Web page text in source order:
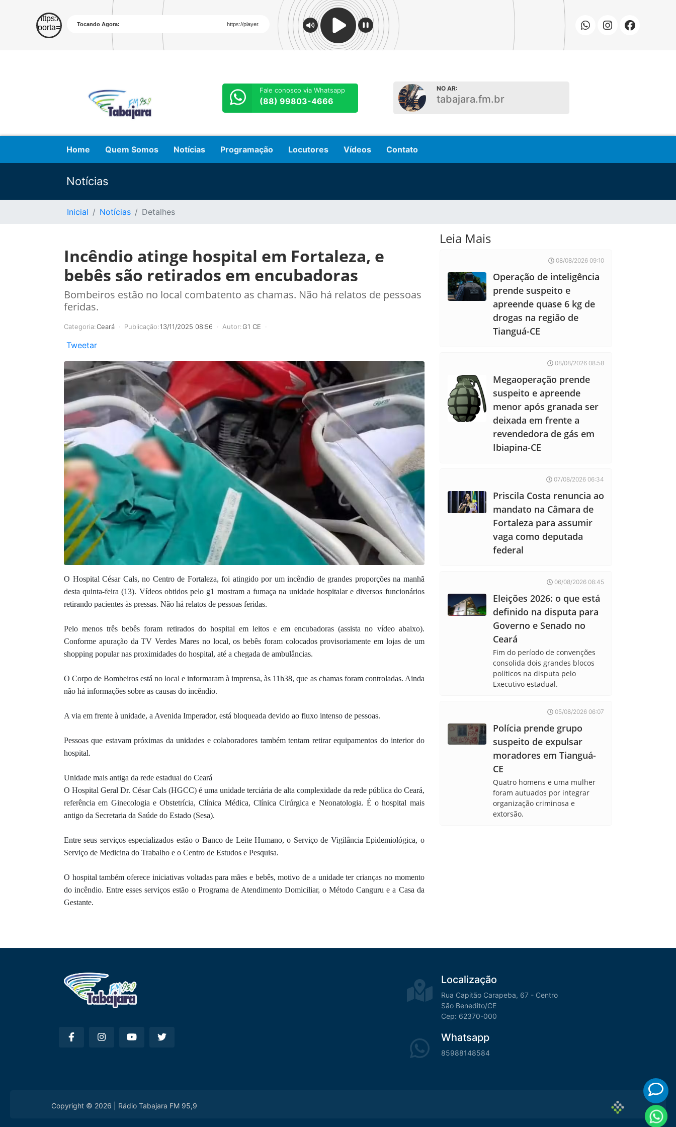
Fale conosco via Whatsapp
(88) 99803-4666
NO AR:
tabajara.fm.br
Home Quem Somos Notícias Programação Locutores Vídeos Contato
Notícias
Inicial Notícias Detalhes
Incêndio atinge hospital em Fortaleza, e
bebês são retirados em encubadoras
Bombeiros estão no local combatento as chamas. Não há relatos de pessoas
feridas.
Categoria:Ceará Publicação:13/11/2025 08:56 Autor:G1 CE
Tweetar
O Hospital César Cals, no Centro de Fortaleza, foi atingido por um incêndio de grandes proporções na manhã
desta quinta-feira (13). Vídeos obtidos pelo g1 mostram a fumaça na unidade hospitalar e diversos funcionários
retirando pacientes às pressas. Não há relatos de pessoas feridas.
Pelo menos três bebês foram retirados do hospital em leitos e em encubadoras (assista no vídeo abaixo).
Conforme apuração da TV Verdes Mares no local, os bebês foram colocados provisoriamente em lojas de um
shopping popular nas proximidades do hospital, até a chegada de ambulâncias.
O Corpo de Bombeiros está no local e informaram à imprensa, às 11h38, que as chamas foram controladas. Ainda
não há informações sobre as causas do incêndio.
A via em frente à unidade, a Avenida Imperador, está bloqueada devido ao fluxo intenso de pessoas.
Pessoas que estavam próximas da unidades e colaboradores também tentam retirar equipamentos do interior do
hospital.
Unidade mais antiga da rede estadual do Ceará
O Hospital Geral Dr. César Cals (HGCC) é uma unidade terciária de alta complexidade da rede pública do Ceará,
referência em Ginecologia e Obstetrícia, Clínica Médica, Clínica Cirúrgica e Neonatologia. É o hospital mais
antigo da Secretaria da Saúde do Estado (Sesa).
Entre seus serviços especializados estão o Banco de Leite Humano, o Serviço de Vigilância Epidemiológica, o
Serviço de Medicina do Trabalho e o Centro de Estudos e Pesquisa.
O hospital também oferece iniciativas voltadas para mães e bebês, motivo de a unidade ter crianças no momento
do incêndio. Entre esses serviços estão o Programa de Atendimento Domiciliar, o Método Canguru e a Casa da
Gestante.
Leia Mais
08/08/2026 09:10
Operação de inteligência
prende suspeito e
apreende quase 6 kg de
drogas na região de
Tianguá-CE
08/08/2026 08:58
Megaoperação prende
suspeito e apreende
menor após granada ser
deixada em frente a
revendedora de gás em
Ibiapina-CE
07/08/2026 06:34
Priscila Costa renuncia ao
mandato na Câmara de
Fortaleza para assumir
vaga como deputada
federal
06/08/2026 08:45
Eleições 2026: o que está
definido na disputa para
Governo e Senado no
Ceará
Fim do período de convenções
consolida dois grandes blocos
políticos na disputa pelo
Executivo estadual.
05/08/2026 06:07
Polícia prende grupo
suspeito de expulsar
moradores em Tianguá-
CE
Quatro homens e uma mulher
foram autuados por integrar
organização criminosa e
extorsão.
Localização
Rua Capitão Carapeba, 67 - Centro
São Benedito/CE
Cep: 62370-000
Whatsapp
85988148584
Copyright © 2026 | Rádio Tabajara FM 95,9